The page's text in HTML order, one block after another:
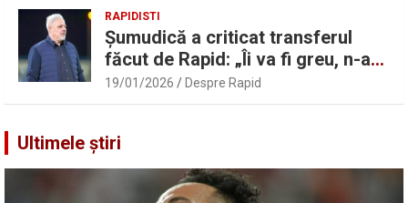
RAPIDISTI
Șumudică a criticat transferul
făcut de Rapid: „Îi va fi greu, n-am
înțeles”
19/01/2026 Despre Rapid
Ultimele știri